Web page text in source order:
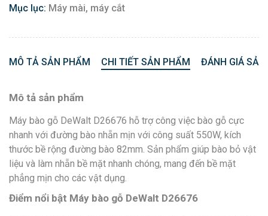
Mục lục: Máy mài, máy cắt
MÔ TẢ SẢN PHẨM CHI TIẾT SẢN PHẨM ĐÁNH GIÁ
Mô tả sản phẩm
Máy bào gỗ DeWalt D26676 hỗ trợ công việc bào gỗ cực
nhanh với đường bào nhẵn mịn với công suất 550W, kích
thước bề rộng đường bào 82mm. Sản phẩm giúp bào bỏ vật
liệu và làm nhẵn bề mặt nhanh chóng, mang đến bề mặt
phẳng mịn cho các vật dụng.
Điểm nổi bật Máy bào gỗ DeWalt D26676